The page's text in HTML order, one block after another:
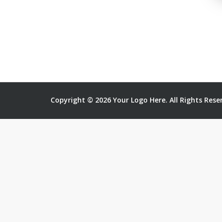
Copyright © 2026 Your Logo Here. All Rights